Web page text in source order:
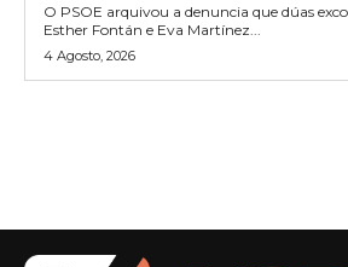
O PSOE arquivou a denuncia que dúas
Esther Fontán e Eva Martínez...
4 Agosto, 2026